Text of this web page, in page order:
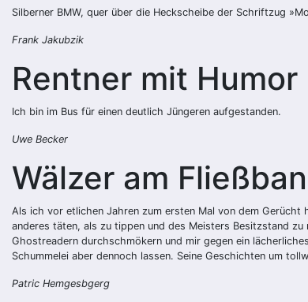
Silberner BMW, quer über die Heckscheibe der Schriftzug
Frank Jakubzik
Rentner mit Humor
Ich bin im Bus für einen deutlich Jüngeren aufgestanden.
Uwe Becker
Wälzer am
Als ich vor etlichen Jahren zum ersten Mal von dem
anderes täten, als zu tippen und des Meisters Besitzstand
Ghostreadern durchschmökern und mir gegen ein
Schummelei aber dennoch lassen. Seine Geschichten um
Patric Hemgesbgerg